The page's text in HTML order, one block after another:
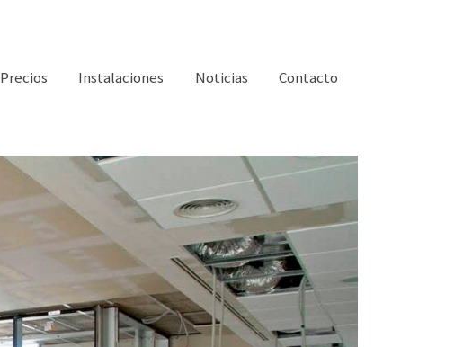
Precios Instalaciones Noticias Contacto